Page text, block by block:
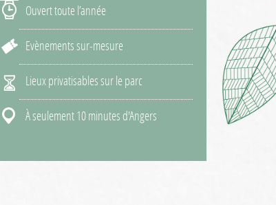
Ouvert toute l’année
Evènements sur-mesure
Lieux privatisables sur le parc
À seulement 10 minutes d'Angers